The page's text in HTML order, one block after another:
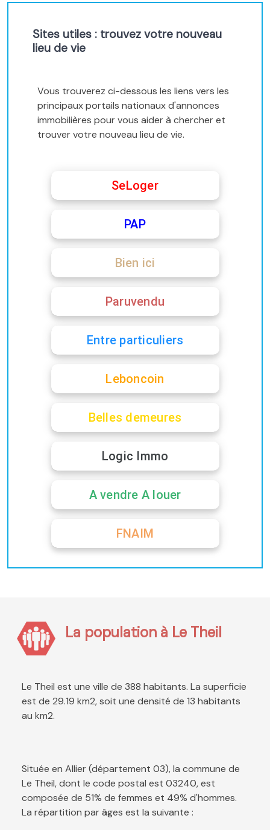
Sites utiles : trouvez votre nouveau
lieu de vie
Vous trouverez ci-dessous les liens vers les
principaux portails nationaux d'annonces
immobilières pour vous aider à chercher et
trouver votre nouveau lieu de vie.
SeLoger
PAP
Bien ici
Paruvendu
Entre particuliers
Leboncoin
Belles demeures
Logic Immo
A vendre A louer
FNAIM
La population à Le Theil
Le Theil est une ville de 388 habitants. La superficie
est de 29.19 km2, soit une densité de 13 habitants
au km2.
Située en Allier (département 03), la commune de
Le Theil, dont le code postal est 03240, est
composée de 51% de femmes et 49% d'hommes.
La répartition par âges est la suivante :